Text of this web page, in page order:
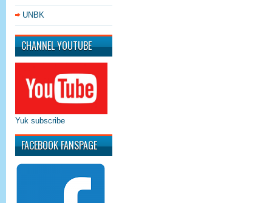
UNBK
CHANNEL YOUTUBE
Yuk subscribe
FACEBOOK FANSPAGE